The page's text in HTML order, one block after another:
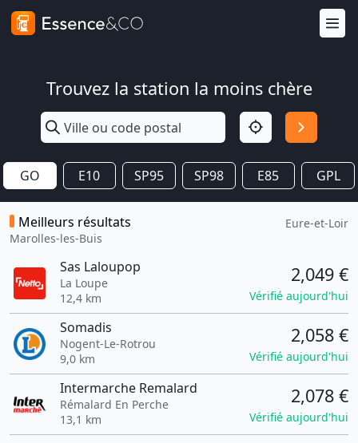
Trouvez la station la moins chère
GO E10 SP95 SP98 E85 GPL
Meilleurs résultats
Marolles-les-Buis
Eure-et-Loir
Sas Laloupop
La Loupe
12,4 km
2,049 €
Vérifié aujourd'hui
Somadis
Nogent-Le-Rotrou
9,0 km
2,058 €
Vérifié aujourd'hui
Intermarche Remalard
Rémalard En Perche
13,1 km
2,078 €
Vérifié aujourd'hui